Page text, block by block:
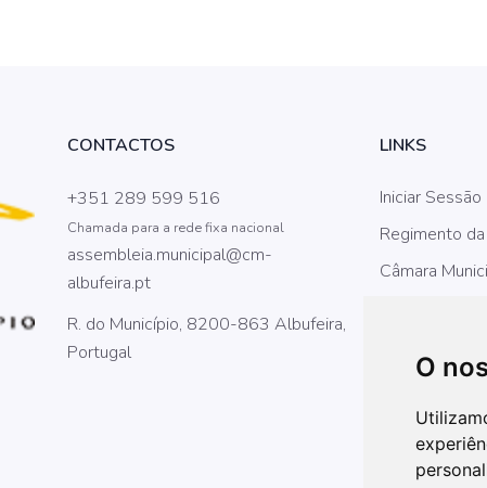
O
CONTACTOS
+351 289 599 516
Chamada para a rede fixa nacional
assembleia.municipal@cm-
albufeira.pt
R. do Município, 8200-863 Albufeira,
Portugal
LINKS
Iniciar Sessão
Regimento
Câmara